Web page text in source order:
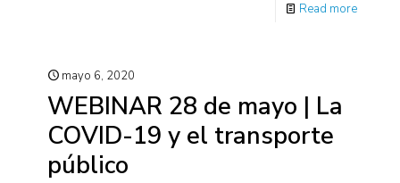
Read more
mayo 6, 2020
WEBINAR 28 de mayo | La
COVID-19 y el transporte
público